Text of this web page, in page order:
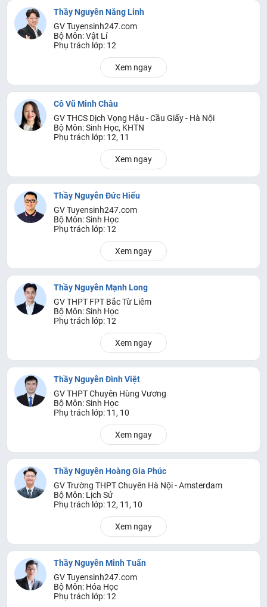
Thầy Nguyễn Năng Linh
GV Tuyensinh247.com
Bộ Môn: Vật Lí
Phụ trách lớp: 12
Xem ngay
Cô Vũ Minh Châu
GV THCS Dịch Vọng Hậu - Cầu Giấy - Hà Nội
Bộ Môn: Sinh Học, KHTN
Phụ trách lớp: 12, 11
Xem ngay
Thầy Nguyễn Đức Hiếu
GV Tuyensinh247.com
Bộ Môn: Sinh Học
Phụ trách lớp: 12
Xem ngay
Thầy Nguyễn Mạnh Long
GV THPT FPT Bắc Từ Liêm
Bộ Môn: Sinh Học
Phụ trách lớp: 12
Xem ngay
Thầy Nguyễn Đình Việt
GV THPT Chuyên Hùng Vương
Bộ Môn: Sinh Học
Phụ trách lớp: 11, 10
Xem ngay
Thầy Nguyễn Hoàng Gia Phúc
GV Trường THPT Chuyên Hà Nội - Amsterdam
Bộ Môn: Lịch Sử
Phụ trách lớp: 12, 11, 10
Xem ngay
Thầy Nguyễn Minh Tuấn
GV Tuyensinh247.com
Bộ Môn: Hóa Học
Phụ trách lớp: 12